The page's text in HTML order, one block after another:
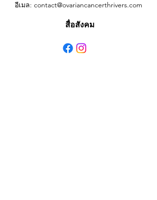
อีเมล: contact@ovariancancerthrivers.com
สื่อสังคม